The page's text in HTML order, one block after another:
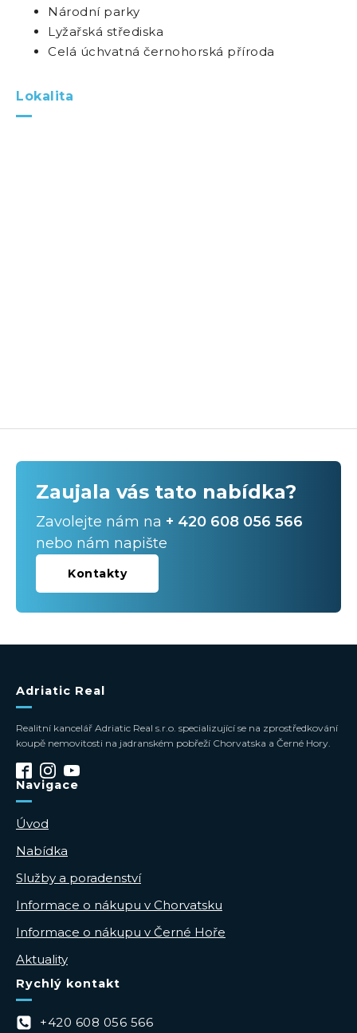
Národní parky
Lyžařská střediska
Celá úchvatná černohorská příroda
Lokalita
Zaujala vás tato nabídka?
Zavolejte nám na + 420 608 056 566
nebo nám napište
Kontakty
Adriatic Real
Realitní kancelář Adriatic Real s.r.o. specializující se na zprostředkování
koupě nemovitosti na jadranském pobřeží Chorvatska a Černé Hory.
Navigace
Úvod
Nabídka
Služby a poradenství
Informace o nákupu v Chorvatsku
Informace o nákupu v Černé Hoře
Aktuality
Rychlý kontakt
+420 608 056 566